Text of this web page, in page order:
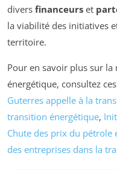
divers financeurs et
la viabilité des initiatives
territoire.
Pour en savoir plus sur
énergétique, consultez
Guterres appelle à la
transition énergétique,
Chute des prix du
des entreprises dans la